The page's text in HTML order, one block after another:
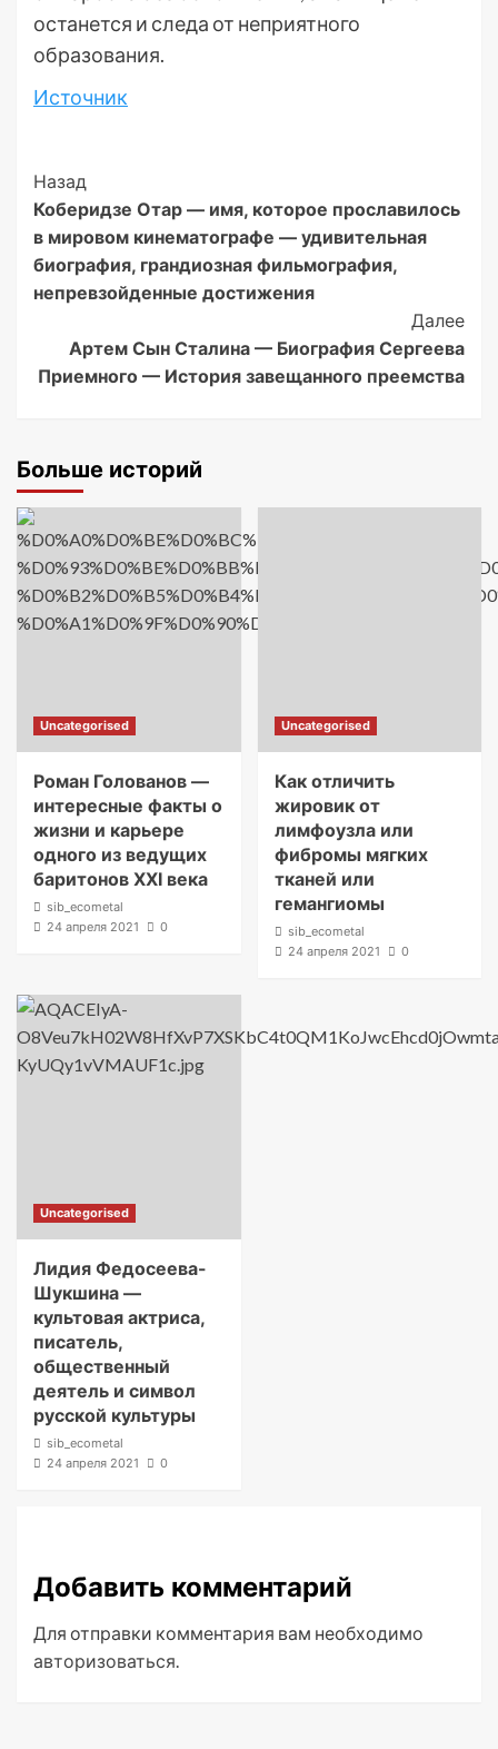
останется и следа от неприятного
образования.
Источник
Post
Navigation
Назад
Коберидзе Отар — имя, которое прославилось
в мировом кинематографе — удивительная
биография, грандиозная фильмография,
непревзойденные достижения
Далее
Артем Сын Сталина — Биография Сергеева
Приемного — История завещанного преемства
Больше историй
Uncategorised
Роман Голованов —
интересные факты о
жизни и карьере
одного из ведущих
баритонов XXI века
sib_ecometal
24 апреля 2021
0
Uncategorised
Как отличить
жировик от
лимфоузла или
фибромы мягких
тканей или
гемангиомы
sib_ecometal
24 апреля 2021
0
Uncategorised
Лидия Федосеева-
Шукшина —
культовая актриса,
писатель,
общественный
деятель и символ
русской культуры
sib_ecometal
24 апреля 2021
0
Добавить комментарий
Для отправки комментария вам необходимо
авторизоваться.